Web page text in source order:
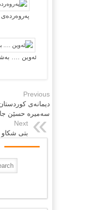
پەروەردەی
ئەوین ….
Previous
دیمانه‌ی
سه‌میره‌ حسێن
Next
بتی شكاو — ( 9 )—-